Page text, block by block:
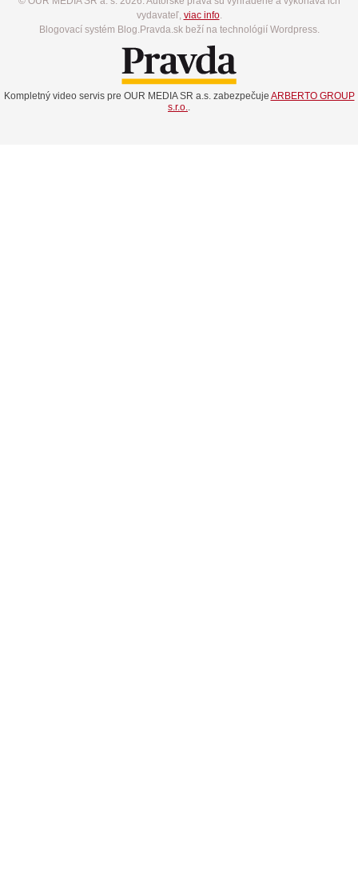
vydavateľ, viac info.
Blogovací systém Blog.Pravda.sk beží na technológií Wordpress.
Kompletný video servis pre OUR MEDIA SR a.s. zabezpečuje ARBERTO GROUP
s.r.o.